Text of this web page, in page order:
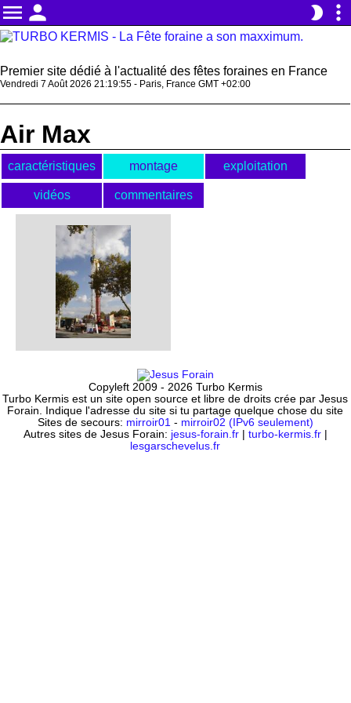
menu person brightness_2 more_vert
Premier site dédié à l'actualité des fêtes foraines en France
Vendredi 7 Août 2026 21:19:55 - Paris, France GMT +02:00
Air Max
caractéristiques montage exploitation
vidéos commentaires
Copyleft 2009 - 2026 Turbo Kermis
Turbo Kermis est un site open source et libre de droits crée par Jesus
Forain. Indique l'adresse du site si tu partage quelque chose du site
Sites de secours: mirroir01 - mirroir02 (IPv6 seulement)
Autres sites de Jesus Forain: jesus-forain.fr| turbo-kermis.fr|
lesgarschevelus.fr